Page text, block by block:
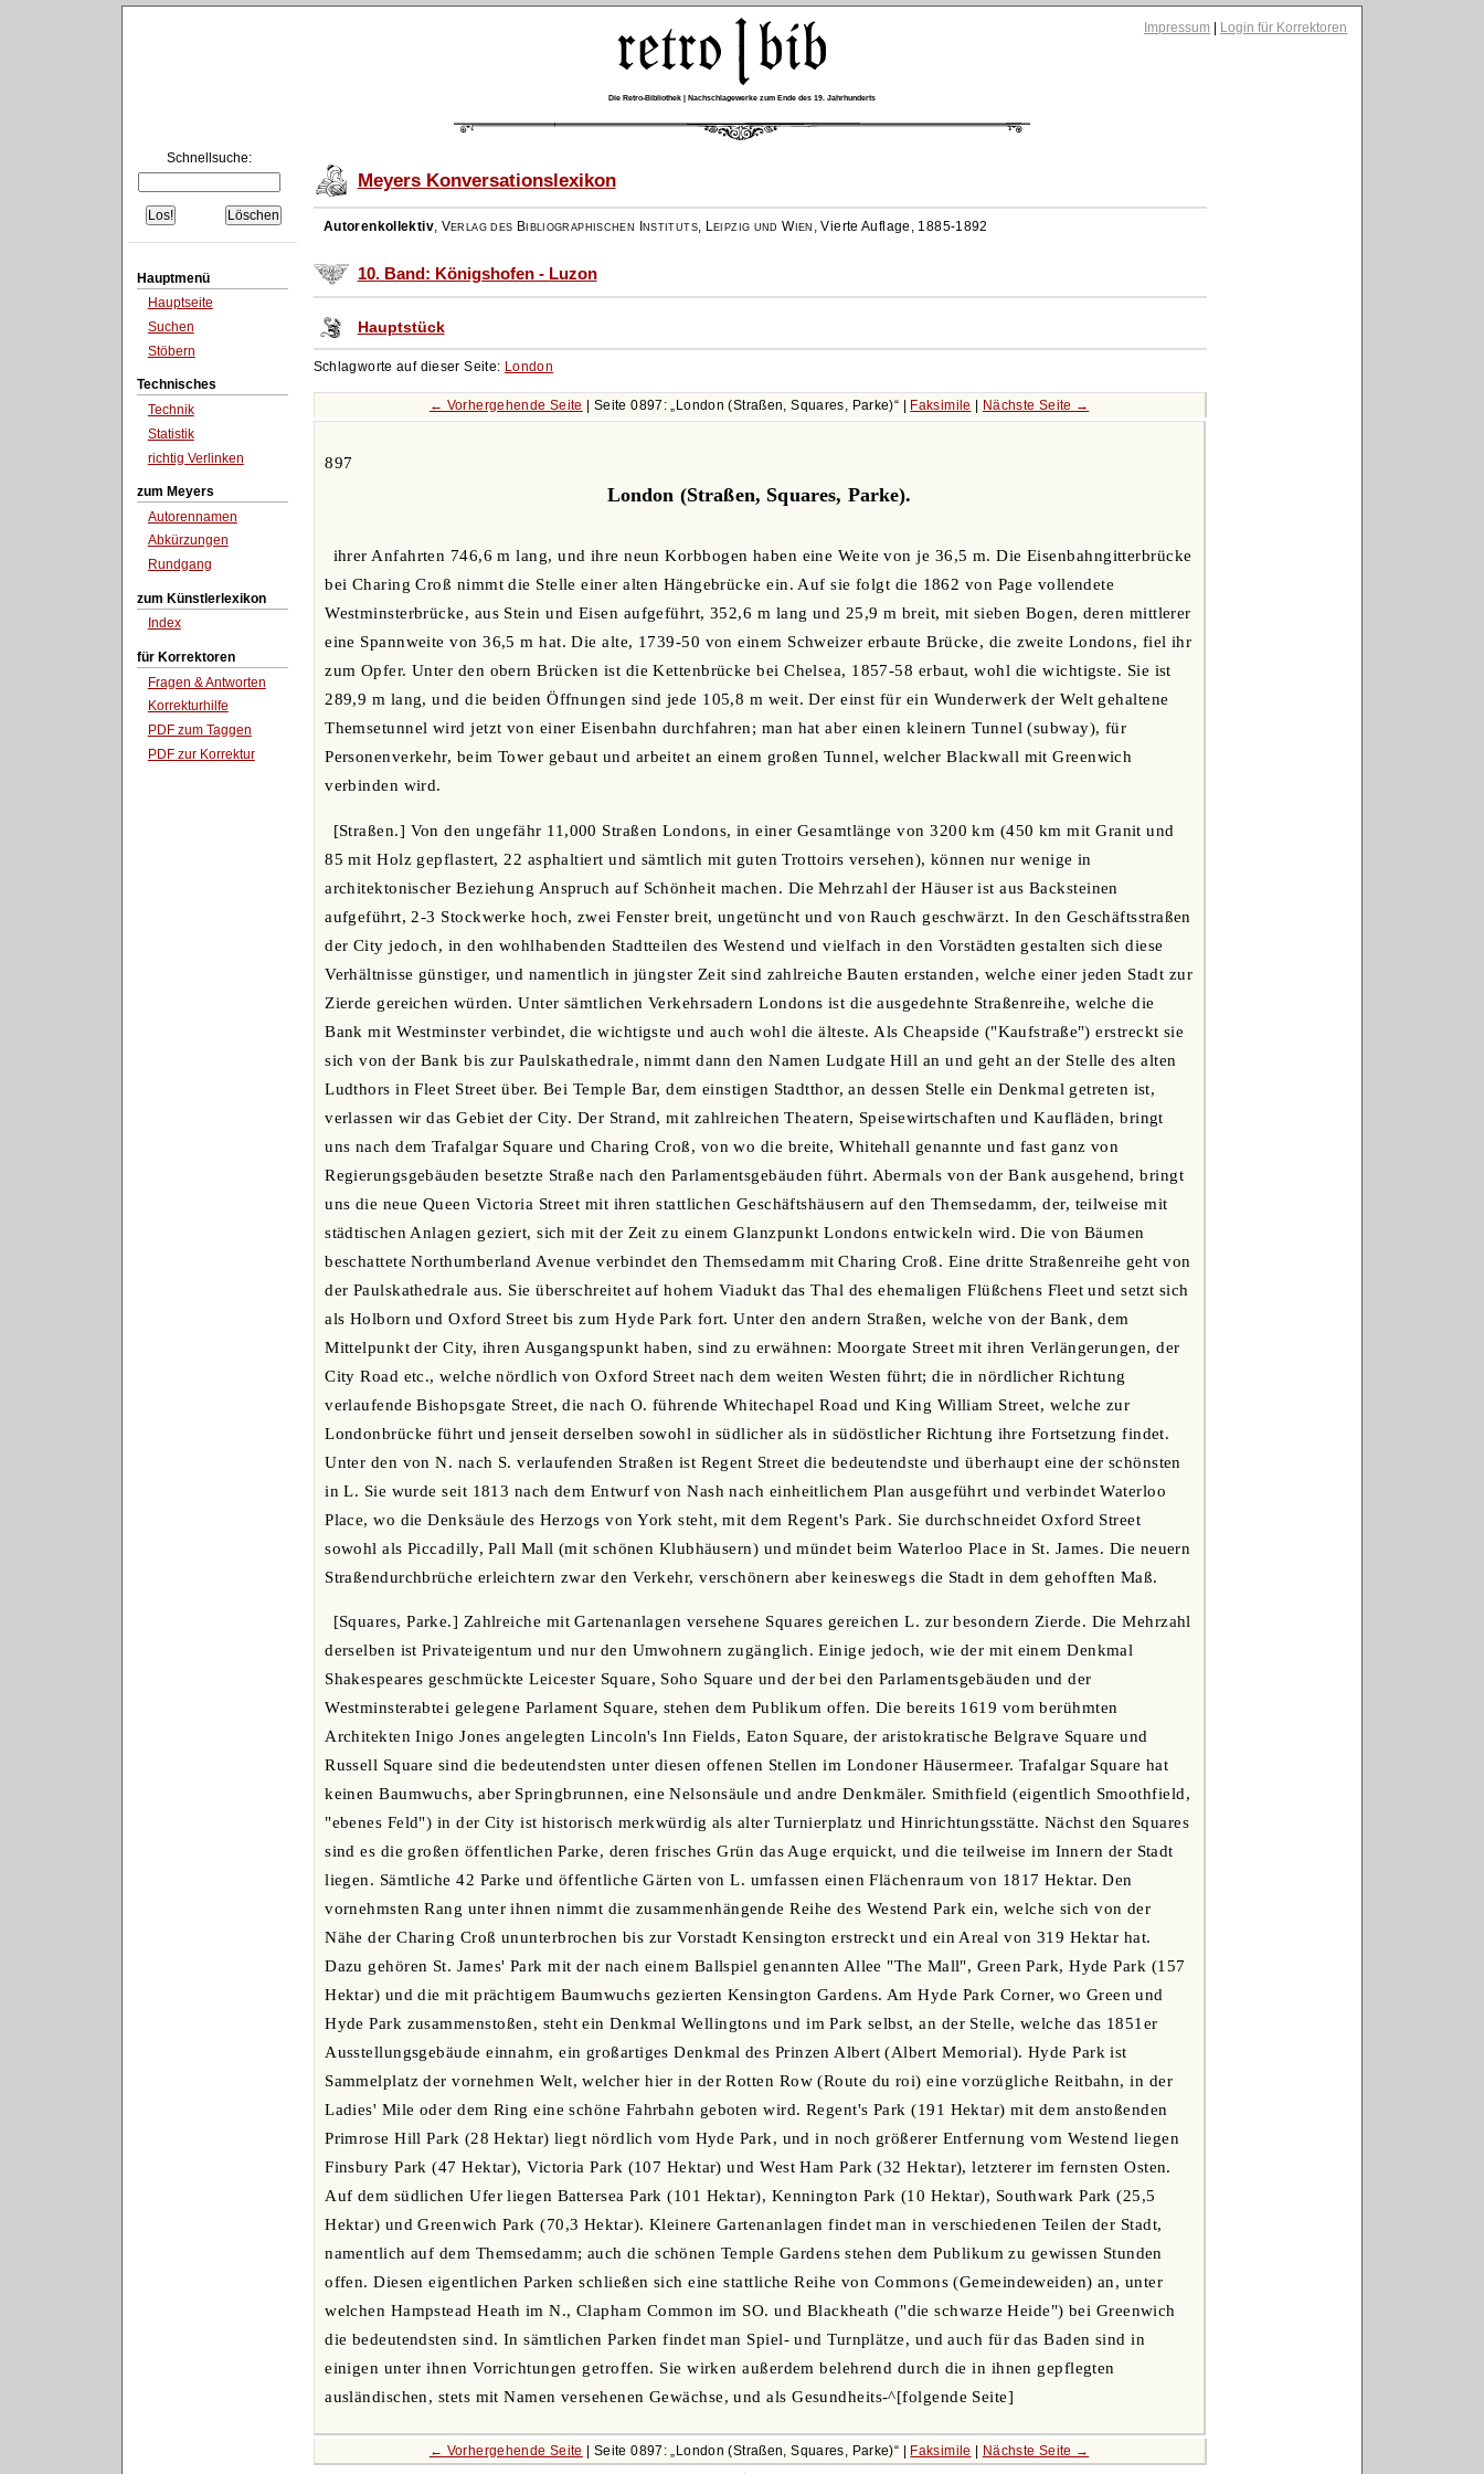
Impressum Login für Korrektoren
Die Retro-Bibliothek | Nachschlagewerke zum Ende des 19. Jahrhunderts
Schnellsuche:
Hauptmenü
Hauptseite
Suchen
Stöbern
Technisches
Technik
Statistik
richtig Verlinken
zum Meyers
Autorennamen
Abkürzungen
Rundgang
zum Künstlerlexikon
Index
für Korrektoren
Fragen & Antworten
Korrekturhilfe
PDF zum Taggen
PDF zur Korrektur
Meyers Konversationslexikon
Autorenkollektiv, Verlag des Bibliographischen Instituts, Leipzig und Wien ,Vierte Auflage, 1885-1892
10. Band: Königshofen - Luzon
Hauptstück
Schlagworte auf dieser Seite: London
← Vorhergehende Seite | Seite 0897: London (Straßen, Squares, Parke) Faksimile Nächste Seite →
897
London (Straßen, Squares, Parke).
ihrer Anfahrten 746,6 m lang, und ihre neun Korbbogen haben eine Weite von je 36,5 m. Die Eisenbahngitterbrücke
bei Charing Croß nimmt die Stelle einer alten Hängebrücke ein. Auf sie folgt die 1862 von Page vollendete
Westminsterbrücke, aus Stein und Eisen aufgeführt, 352,6 m lang und 25,9 m breit, mit sieben Bogen, deren mittlerer
eine Spannweite von 36,5 m hat. Die alte, 1739-50 von einem Schweizer erbaute Brücke, die zweite Londons, fiel ihr
zum Opfer. Unter den obern Brücken ist die Kettenbrücke bei Chelsea, 1857-58 erbaut, wohl die wichtigste. Sie ist
289,9 m lang, und die beiden Öffnungen sind jede 105,8 m weit. Der einst für ein Wunderwerk der Welt gehaltene
Themsetunnel wird jetzt von einer Eisenbahn durchfahren; man hat aber einen kleinern Tunnel (subway), für
Personenverkehr, beim Tower gebaut und arbeitet an einem großen Tunnel, welcher Blackwall mit Greenwich
verbinden wird.
[Straßen.] Von den ungefähr 11,000 Straßen Londons, in einer Gesamtlänge von 3200 km (450 km mit Granit und
85 mit Holz gepflastert, 22 asphaltiert und sämtlich mit guten Trottoirs versehen), können nur wenige in
architektonischer Beziehung Anspruch auf Schönheit machen. Die Mehrzahl der Häuser ist aus Backsteinen
aufgeführt, 2-3 Stockwerke hoch, zwei Fenster breit, ungetüncht und von Rauch geschwärzt. In den Geschäftsstraßen
der City jedoch, in den wohlhabenden Stadtteilen des Westend und vielfach in den Vorstädten gestalten sich diese
Verhältnisse günstiger, und namentlich in jüngster Zeit sind zahlreiche Bauten erstanden, welche einer jeden Stadt zur
Zierde gereichen würden. Unter sämtlichen Verkehrsadern Londons ist die ausgedehnte Straßenreihe, welche die
Bank mit Westminster verbindet, die wichtigste und auch wohl die älteste. Als Cheapside ("Kaufstraße") erstreckt sie
sich von der Bank bis zur Paulskathedrale, nimmt dann den Namen Ludgate Hill an und geht an der Stelle des alten
Ludthors in Fleet Street über. Bei Temple Bar, dem einstigen Stadtthor, an dessen Stelle ein Denkmal getreten ist,
verlassen wir das Gebiet der City. Der Strand, mit zahlreichen Theatern, Speisewirtschaften und Kaufläden, bringt
uns nach dem Trafalgar Square und Charing Croß, von wo die breite, Whitehall genannte und fast ganz von
Regierungsgebäuden besetzte Straße nach den Parlamentsgebäuden führt. Abermals von der Bank ausgehend, bringt
uns die neue Queen Victoria Street mit ihren stattlichen Geschäftshäusern auf den Themsedamm, der, teilweise mit
städtischen Anlagen geziert, sich mit der Zeit zu einem Glanzpunkt Londons entwickeln wird. Die von Bäumen
beschattete Northumberland Avenue verbindet den Themsedamm mit Charing Croß. Eine dritte Straßenreihe geht von
der Paulskathedrale aus. Sie überschreitet auf hohem Viadukt das Thal des ehemaligen Flüßchens Fleet und setzt sich
als Holborn und Oxford Street bis zum Hyde Park fort. Unter den andern Straßen, welche von der Bank, dem
Mittelpunkt der City, ihren Ausgangspunkt haben, sind zu erwähnen: Moorgate Street mit ihren Verlängerungen, der
City Road etc., welche nördlich von Oxford Street nach dem weiten Westen führt; die in nördlicher Richtung
verlaufende Bishopsgate Street, die nach O. führende Whitechapel Road und King William Street, welche zur
Londonbrücke führt und jenseit derselben sowohl in südlicher als in südöstlicher Richtung ihre Fortsetzung findet.
Unter den von N. nach S. verlaufenden Straßen ist Regent Street die bedeutendste und überhaupt eine der schönsten
in L. Sie wurde seit 1813 nach dem Entwurf von Nash nach einheitlichem Plan ausgeführt und verbindet Waterloo
Place, wo die Denksäule des Herzogs von York steht, mit dem Regent's Park. Sie durchschneidet Oxford Street
sowohl als Piccadilly, Pall Mall (mit schönen Klubhäusern) und mündet beim Waterloo Place in St. James. Die neuern
Straßendurchbrüche erleichtern zwar den Verkehr, verschönern aber keineswegs die Stadt in dem gehofften Maß.
[Squares, Parke.] Zahlreiche mit Gartenanlagen versehene Squares gereichen L. zur besondern Zierde. Die Mehrzahl
derselben ist Privateigentum und nur den Umwohnern zugänglich. Einige jedoch, wie der mit einem Denkmal
Shakespeares geschmückte Leicester Square, Soho Square und der bei den Parlamentsgebäuden und der
Westminsterabtei gelegene Parlament Square, stehen dem Publikum offen. Die bereits 1619 vom berühmten
Architekten Inigo Jones angelegten Lincoln's Inn Fields, Eaton Square, der aristokratische Belgrave Square und
Russell Square sind die bedeutendsten unter diesen offenen Stellen im Londoner Häusermeer. Trafalgar Square hat
keinen Baumwuchs, aber Springbrunnen, eine Nelsonsäule und andre Denkmäler. Smithfield (eigentlich Smoothfield,
"ebenes Feld") in der City ist historisch merkwürdig als alter Turnierplatz und Hinrichtungsstätte. Nächst den Squares
sind es die großen öffentlichen Parke, deren frisches Grün das Auge erquickt, und die teilweise im Innern der Stadt
liegen. Sämtliche 42 Parke und öffentliche Gärten von L. umfassen einen Flächenraum von 1817 Hektar. Den
vornehmsten Rang unter ihnen nimmt die zusammenhängende Reihe des Westend Park ein, welche sich von der
Nähe der Charing Croß ununterbrochen bis zur Vorstadt Kensington erstreckt und ein Areal von 319 Hektar hat.
Dazu gehören St. James' Park mit der nach einem Ballspiel genannten Allee "The Mall", Green Park, Hyde Park (157
Hektar) und die mit prächtigem Baumwuchs gezierten Kensington Gardens. Am Hyde Park Corner, wo Green und
Hyde Park zusammenstoßen, steht ein Denkmal Wellingtons und im Park selbst, an der Stelle, welche das 1851er
Ausstellungsgebäude einnahm, ein großartiges Denkmal des Prinzen Albert (Albert Memorial). Hyde Park ist
Sammelplatz der vornehmen Welt, welcher hier in der Rotten Row (Route du roi) eine vorzügliche Reitbahn, in der
Ladies' Mile oder dem Ring eine schöne Fahrbahn geboten wird. Regent's Park (191 Hektar) mit dem anstoßenden
Primrose Hill Park (28 Hektar) liegt nördlich vom Hyde Park, und in noch größerer Entfernung vom Westend liegen
Finsbury Park (47 Hektar), Victoria Park (107 Hektar) und West Ham Park (32 Hektar), letzterer im fernsten Osten.
Auf dem südlichen Ufer liegen Battersea Park (101 Hektar), Kennington Park (10 Hektar), Southwark Park (25,5
Hektar) und Greenwich Park (70,3 Hektar). Kleinere Gartenanlagen findet man in verschiedenen Teilen der Stadt,
namentlich auf dem Themsedamm; auch die schönen Temple Gardens stehen dem Publikum zu gewissen Stunden
offen. Diesen eigentlichen Parken schließen sich eine stattliche Reihe von Commons (Gemeindeweiden) an, unter
welchen Hampstead Heath im N., Clapham Common im SO. und Blackheath ("die schwarze Heide") bei Greenwich
die bedeutendsten sind. In sämtlichen Parken findet man Spiel- und Turnplätze, und auch für das Baden sind in
einigen unter ihnen Vorrichtungen getroffen. Sie wirken außerdem belehrend durch die in ihnen gepflegten
ausländischen, stets mit Namen versehenen Gewächse, und als Gesundheits-^[folgende Seite]
← Vorhergehende Seite | Seite 0897: London (Straßen, Squares, Parke) Faksimile Nächste Seite →